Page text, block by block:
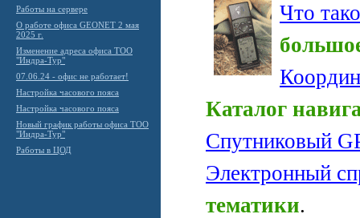
Что
Каталог
Спутниковый
Электронный
тематики.
Работы на сервере
О работе офиса GEONET 2 мая
2025 г.
Изменение адреса офиса ТОО
"Индра-Тур"
07.06.24 - офис не работает!
Настройка часового пояса
Настройка часового пояса
Новый график работы офиса ТОО
"Индра-Тур"
Работы в ЦОД